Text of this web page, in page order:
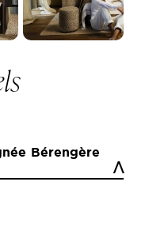
Bérengère